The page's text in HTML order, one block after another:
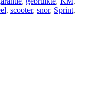
, scooter, snor, Sprint,